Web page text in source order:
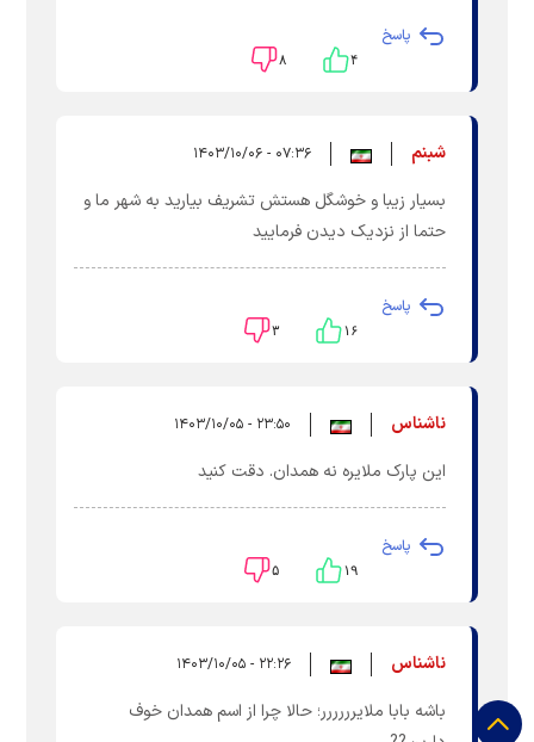
پاسخ
۴ ۸
شبنم ۰۷:۳۶ - ۱۴۰۳/۱۰/۰۶
بسیار زیبا و خوشگل هستش تشریف بیارید به شهر ما و
حتما از نزدیک دیدن فرمایید
پاسخ
۱۶ ۳
ناشناس ۲۳:۵۰ - ۱۴۰۳/۱۰/۰۵
این پارک ملایره نه همدان. دقت کنید
پاسخ
۱۹ ۵
ناشناس ۲۲:۲۶ - ۱۴۰۳/۱۰/۰۵
باشه بابا ملایرررررر؛ حالا چرا از اسم همدان خوف